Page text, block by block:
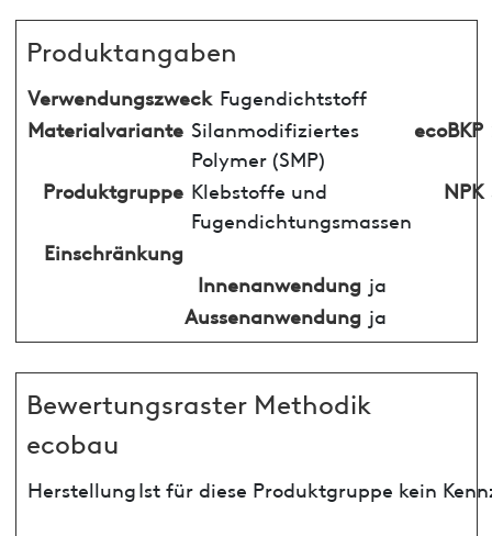
Produktangaben
Verwendungszweck Fugendichtstoff
Materialvariante Silanmodifiziertes
Polymer (SMP)
ecoBKP
Produktgruppe Klebstoffe und
Fugendichtungsmassen
NPK
Einschränkung
Innenanwendung ja
Aussenanwendung ja
Bewertungsraster Methodik
ecobau
HerstellungIst für diese Produktgruppe kein